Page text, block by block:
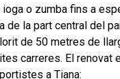
o zumba fins a
de la part central del
de 50 metres de
carreres. El renovat
a Tiana: